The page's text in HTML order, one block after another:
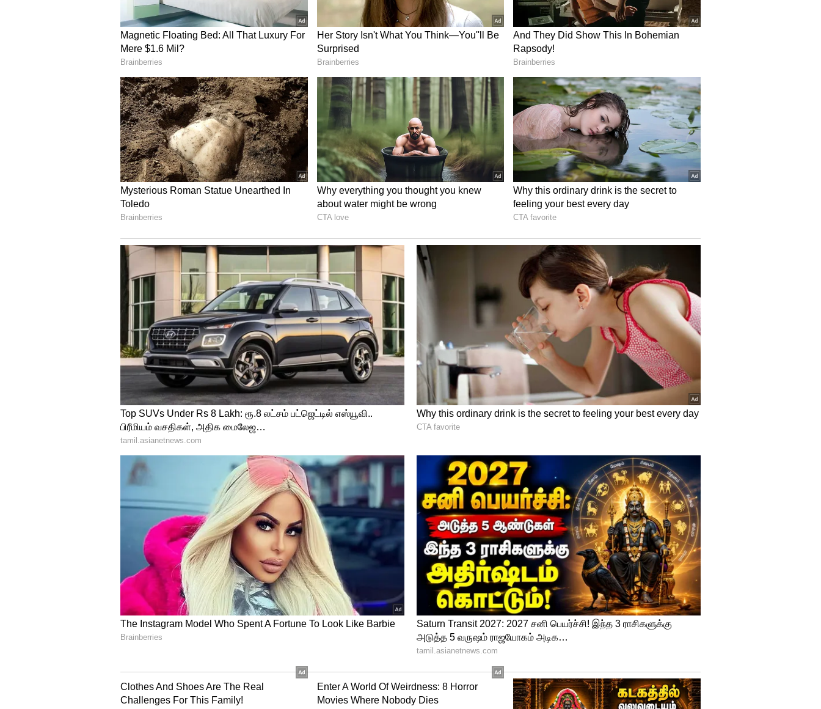
நாளை விடுமுறை அளிப்பது பற்றி தலைமை ஆசிரியர்களே முடிவு செய்வார்கள்
என்றும் மழையில் புத்தகங்கள் சேதம் அடைந்திருந்தால் அது குறித்த விவரத்தை
தலைமை ஆசிரியரிடம் பதிவுசெய்யலாம் என்றும் நெல்லை கலெக்டர்
தெரிவித்திருக்கிறார்.
இதனிடையே, தமிழக முதல்வர் மு.க.ஸ்டாலின் இன்று தூத்துக்குடியில் மழை
வெள்ளத்தால் பாதிக்கப்பட்ட பகுதிகளுக்கு நேரில் சென்று ஆய்வு செய்து
நிவாரண உதவிகளை வழங்கியுள்ளார்.
தூத்துக்குடியில் மழை வெள்ள பாதிப்பினால் தடைபட்டிருந்த ரயில் சேவை
நாளை முதல் மீண்டும் தொடங்கும் என்று தெற்கு ரயில்வே அறிவித்துள்ளது.
திருச்செந்தூர் வழித்தடத்தில் இன்னும் ஒரு வாரத்தில் ரயில்கள் இயக்கப்படும்
என்றும் தெற்கு ரயில்வே சார்பில் தெரிவிக்கப்பட்டுள்ளது.
பிக்பாக்கெட் வழக்கு: ராகுல் காந்தி மீது தேர்தல் ஆணையம் நடவடிக்கை
எடுக்க நீதிமன்றம் உத்தரவு